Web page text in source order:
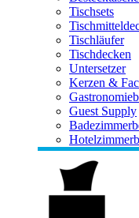
Tischsets
Tischläufer
Tischdecken
Untersetzer
Kerzen &
Guest Supply